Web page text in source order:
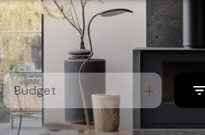
Budget